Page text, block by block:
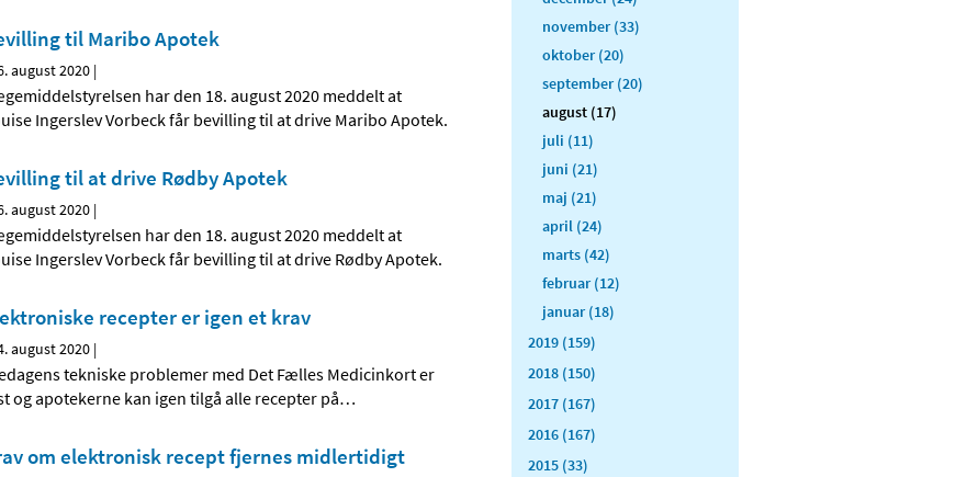
til Maribo Apotek
august 2020 |
har den 18. august 2020 meddelt at
Ingerslev Vorbeck får bevilling til at drive Maribo Apotek.
til at drive Rødby Apotek
august 2020 |
har den 18. august 2020 meddelt at
Ingerslev Vorbeck får bevilling til at drive Rødby Apotek.
recepter er igen et krav
august 2020 |
tekniske problemer med Det Fælles Medicinkort er
og apotekerne kan igen tilgå alle recepter på…
om elektronisk recept fjernes midlertidigt
november (33)
oktober (20)
september (20)
august (17)
juli (11)
juni (21)
maj (21)
april (24)
marts (42)
februar (12)
januar (18)
2019 (159)
2018 (150)
2017 (167)
2016 (167)
2015 (33)